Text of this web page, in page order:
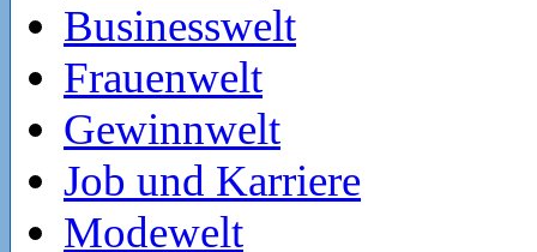
Businesswelt
Frauenwelt
Gewinnwelt
Job und Karriere
Modewelt